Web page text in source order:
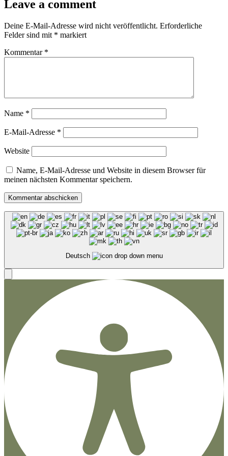
Leave a comment
Deine E-Mail-Adresse wird nicht veröffentlicht. Erforderliche
Felder sind mit * markiert
Kommentar *
Name *
E-Mail-Adresse *
Website
Name, E-Mail-Adresse und Website in diesem Browser für
meinen nächsten Kommentar speichern.
Deutsch